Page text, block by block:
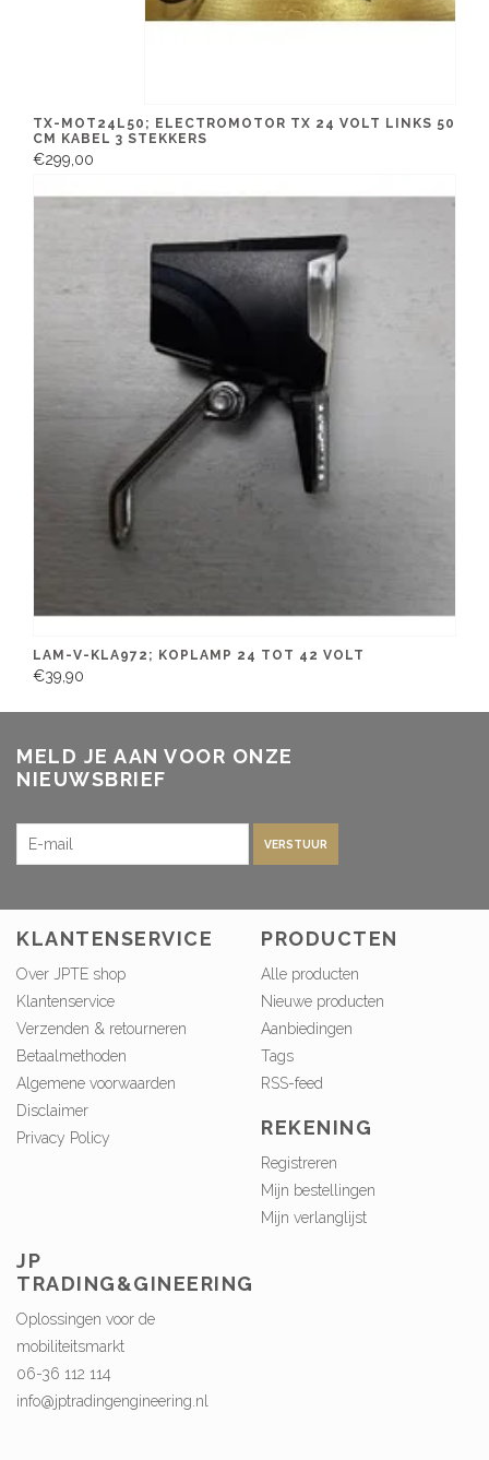
TX-MOT24L50; ELECTROMOTOR TX 24 VOLT LINKS 50
CM KABEL 3 STEKKERS
€299,00
LAM-V-KLA972; KOPLAMP 24 TOT 42 VOLT
€39,90
MELD JE AAN VOOR ONZE
NIEUWSBRIEF
VERSTUUR
KLANTENSERVICE
Over JPTE shop
Klantenservice
Verzenden & retourneren
Betaalmethoden
Algemene voorwaarden
Disclaimer
Privacy Policy
PRODUCTEN
Alle producten
Nieuwe producten
Aanbiedingen
Tags
RSS-feed
REKENING
Registreren
Mijn bestellingen
Mijn verlanglijst
JP
TRADING&GINEERING
Oplossingen voor de
mobiliteitsmarkt
06-36 112 114
info@jptradingengineering.nl